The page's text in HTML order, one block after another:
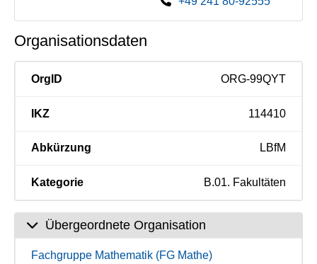
Organisationsdaten
OrgID ORG-99QYT
IKZ 114410
Abkürzung LBfM
Kategorie B.01. Fakultäten
Übergeordnete Organisation
Fachgruppe Mathematik (FG Mathe)